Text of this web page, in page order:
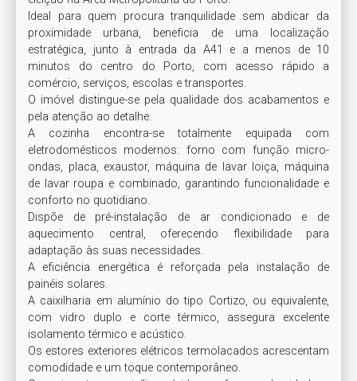
Ideal para quem procura tranquilidade sem abdicar da
proximidade urbana, beneficia de uma localização
estratégica, junto à entrada da A41 e a menos de 10
minutos do centro do Porto, com acesso rápido a
comércio, serviços, escolas e transportes.
O imóvel distingue-se pela qualidade dos acabamentos e
pela atenção ao detalhe.
A cozinha encontra-se totalmente equipada com
eletrodomésticos modernos: forno com função micro-
ondas, placa, exaustor, máquina de lavar loiça, máquina
de lavar roupa e combinado, garantindo funcionalidade e
conforto no quotidiano.
Dispõe de pré-instalação de ar condicionado e de
aquecimento central, oferecendo flexibilidade para
adaptação às suas necessidades.
A eficiência energética é reforçada pela instalação de
painéis solares.
A caixilharia em alumínio do tipo Cortizo, ou equivalente,
com vidro duplo e corte térmico, assegura excelente
isolamento térmico e acústico.
Os estores exteriores elétricos termolacados acrescentam
comodidade e um toque contemporâneo.